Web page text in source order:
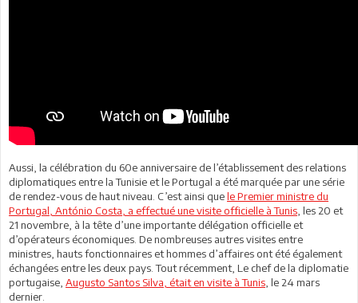
Aussi, la célébration du 60e anniversaire de l’établissement des relations
diplomatiques entre la Tunisie et le Portugal a été marquée par une série
de rendez-vous de haut niveau. C’est ainsi quele Premier ministre du
Portugal, António Costa, a effectué une visite officielle à Tunis , les 20 et
21 novembre, à la tête d’une importante délégation officielle et
d’opérateurs économiques. De nombreuses autres visites entre
ministres, hauts fonctionnaires et hommes d’affaires ont été également
échangées entre les deux pays. Tout récemment, Le chef de la diplomatie
portugaise, Augusto Santos Silva, était en visite à Tunis , le 24 mars
dernier.